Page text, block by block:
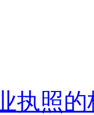
执照的